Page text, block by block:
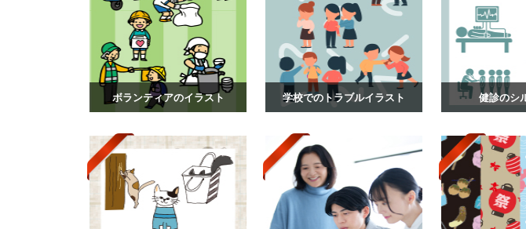
ボランティアのイラスト 学校でのトラブルイラスト 健診のシ